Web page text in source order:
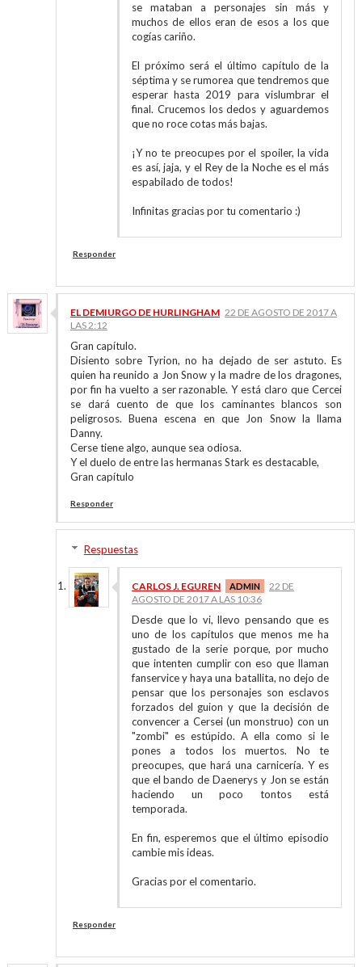
se mataban a personajes sin más y
muchos de ellos eran de esos a los que
cogías cariño.
El próximo será el último capítulo de la
séptima y se rumorea que tendremos que
esperar hasta 2019 para vislumbrar el
final. Crucemos los dedos y aguardemos
que no roce cotas más bajas.
¡Y no te preocupes por el spoiler, la vida
es así, jaja, y el Rey de la Noche es el más
espabilado de todos!
Infinitas gracias por tu comentario :)
Responder
EL DEMIURGO DE HURLINGHAM 22 DE AGOSTO DE 2017 A
LAS 2:12
Gran capítulo.
Disiento sobre Tyrion, no ha dejado de ser astuto. Es
quien ha reunido a Jon Snow y la madre de los dragones,
por fin ha vuelto a ser razonable. Y está claro que Cercei
se dará cuento de que los caminantes blancos son
peligrosos. Buena escena en que Jon Snow la llama
Danny.
Cerse tiene algo, aunque sea odiosa.
Y el duelo de entre las hermanas Stark es destacable,
Gran capítulo
Responder
Respuestas
CARLOS J. EGUREN
22 DE
AGOSTO DE 2017 A LAS 10:36
Desde que lo vi, llevo pensando que es
uno de los capítulos que menos me ha
gustado de la serie porque, por mucho
que intenten cumplir con eso que llaman
fanservice y haya una batallita, no dejo de
pensar que los personajes son esclavos
forzados del guion y que la decisión de
convencer a Cersei (un monstruo) con un
"zombi" es estúpido. A ella como si le
pones a todos los muertos. No te
preocupes, que hará una carnicería. Y es
que el bando de Daenerys y Jon se están
haciendo un poco tontos está
temporada.
En fin, esperemos que el último episodio
cambie mis ideas.
Gracias por el comentario.
Responder